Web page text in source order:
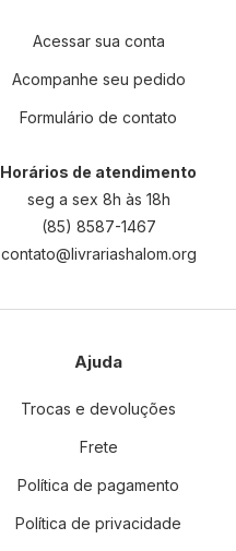
Acessar sua conta
Acompanhe seu pedido
Formulário de contato
Horários de atendimento
seg a sex 8h às 18h
(85) 8587-1467
contato@livrariashalom.org
Ajuda
Trocas e devoluções
Frete
Política de pagamento
Política de privacidade